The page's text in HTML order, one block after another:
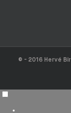
© - 2016 Hervé